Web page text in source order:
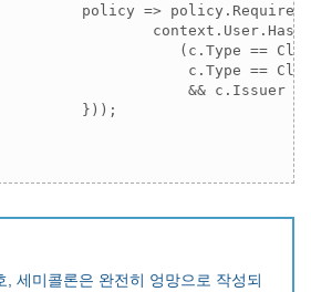
policy =>
(c.Type ==
c.Type ==
&& c.Issuer
}));
, 세미콜론은 완전히 엉망으로 작성되